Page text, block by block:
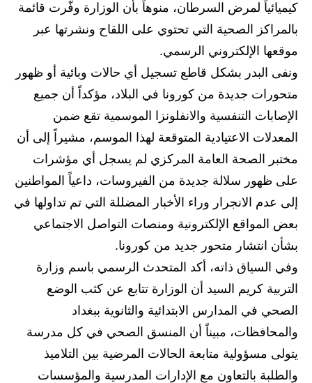
المرحلة الابتدائية
المرحلة الاعدادية
ملازم دراسية
المرحلة الابتدائية
المرحلة المتوسطة
المرحلة الاعدادية
دروس
المرحلة الابتدائية
المرحلة المتوسطة
المرحلة الاعدادية
مواضيع انشاء
كيميائياً لمرض السرطان، منوهاً بأن الوزارة وفّرت قائمة
بالمراكز الصحية التي تحتوي على اللقاح ونشرتها عبر
موقعها الإلكتروني الرسمي.
ونفى البدر بشكل قاطع تسجيل أي حالات وبائية أو ظهور
متحورات جديدة من كورونا في البلاد، مؤكداً أن جميع
الإصابات التنفسية والانفلونزا الموسمية تقع ضمن
المعدلات الاعتيادية المتوقعة لهذا الموسم، مشيراً إلى أن
مختبر الصحة العامة المركزي لم يسجل أي مؤشرات
على ظهور سلالة جديدة من الفيروسات، داعياً المواطنين
إلى عدم الانجرار وراء الأخبار المضللة التي تم تداولها في
بعض المواقع الإلكترونية ومنصات التواصل الاجتماعي
بشأن انتشار متحور جديد من كورونا.
وفي السياق ذاته، أكد المتحدث الرسمي باسم وزارة
التربية كريم السيد أن الوزارة تتابع عن كثب الوضع
الصحي في المدارس الابتدائية والثانوية ببغداد
والمحافظات، مبيناً أن المنسق الصحي في كل مدرسة
يتولى مسؤولية متابعة الحالات المرضية بين التلاميذ
والطلبة بالتعاون مع الإدارات المدرسية والمؤسسات